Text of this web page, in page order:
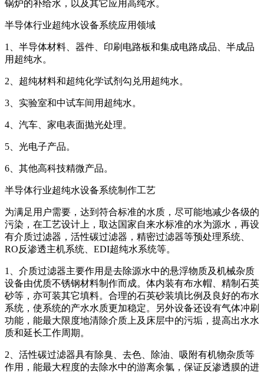
锅炉的补给水，以及其它应用高纯水。
半导体行业超纯水设备系统应用领域
1、半导体材料、器件、印刷电路板和集成电路成品、半成品
用超纯水。
2、超纯材料和超纯化学试剂勾兑用超纯水。
3、实验室和中试车间用超纯水。
4、汽车、家电表面抛光处理。
5、光电子产品。
6、其他高科技精微产品。
半导体行业超纯水设备系统制作工艺
为满足用户需要，达到符合标准的水质，尽可能地减少各级的
污染，在工艺设计上，取达国家自来水标准的水为源水，再设
有介质过滤器，活性碳过滤器，精密过滤器等预处理系统、
RO反渗透主机系统、EDI超纯水系统等。
1、介质过滤器主要作用是去除源水中的悬浮物质及机械杂质
设备由优质不锈钢材料制作而成。体内装有布水帽、精制石英
砂等，亦可装其它填料。合理的石英砂装填比例及良好的布水
系统，使系统的产水水质更加稳定。另外设备还设有气体冲刷
功能，能最大限度地清除介质上及床层中的污垢，提高出水水
质和延长工作周期。
2、活性碳过滤器具有除臭、去色、除油、吸附有机物杂质等
作用，能最大程度的去除水中的游离余氯，保证反渗透膜的进